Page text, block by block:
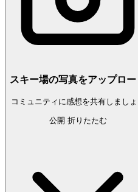
スキー場の写真をアップロー
コミュニティに感想を共有しましょ
公開 折りたたむ